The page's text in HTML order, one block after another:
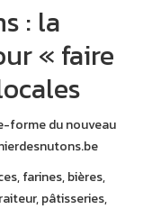
: la
« faire
forme du nouveau
farines, bières,
pâtisseries,